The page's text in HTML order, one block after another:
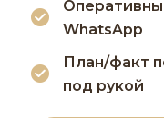
WhatsApp
План/факт
под рукой